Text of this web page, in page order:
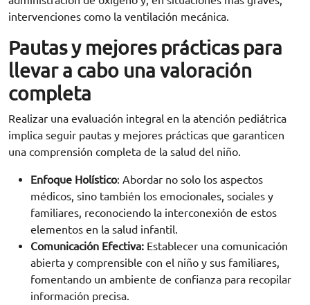
intervenciones como la ventilación mecánica.
Pautas y mejores prácticas para
llevar a cabo una valoración
completa
Realizar una evaluación integral en la atención pediátrica
implica seguir pautas y mejores prácticas que garanticen
una comprensión completa de la salud del niño.
Enfoque Holístico: Abordar no solo los aspectos
médicos, sino también los emocionales, sociales y
familiares, reconociendo la interconexión de estos
elementos en la salud infantil.
Comunicación Efectiva: Establecer una comunicación
abierta y comprensible con el niño y sus familiares,
fomentando un ambiente de confianza para recopilar
información precisa.